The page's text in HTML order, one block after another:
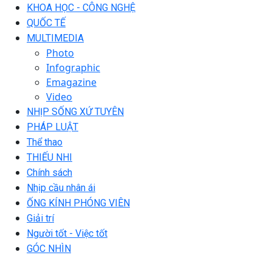
KHOA HỌC - CÔNG NGHỆ
QUỐC TẾ
MULTIMEDIA
Photo
Infographic
Emagazine
Video
NHỊP SỐNG XỨ TUYÊN
PHÁP LUẬT
Thể thao
THIẾU NHI
Chính sách
Nhịp cầu nhân ái
ỐNG KÍNH PHÓNG VIÊN
Giải trí
Người tốt - Việc tốt
GÓC NHÌN